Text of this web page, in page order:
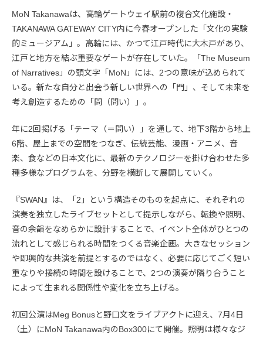
MoN Takanawaは、高輪ゲートウェイ駅前の複合文化施設・
TAKANAWA GATEWAY CITY内に今春オープンした「文化の実験
的ミュージアム」。高輪には、かつて江戸時代に大木戸があり、
江戸と地方を結ぶ重要なゲートが存在していた。「The Museum
of Narratives」の頭文字「MoN」には、2つの意味が込められて
いる。新たな自分と出会う新しい世界への「門」、そして未来を
考え創造するための「問（問い）」。
年に2回掲げる「テーマ（＝問い）」を通して、地下3階から地上
6階、屋上までの空間をつなぎ、伝統芸能、漫画・アニメ、音
楽、食などの日本文化に、最新のテクノロジーを掛け合わせた多
種多様なプログラムを、分野を横断して展開していく。
『SWAN』は、「2」という構造そのものを起点に、それぞれの
演奏を独立したライブセットとして提示しながら、転換や照明、
音の余韻をなめらかに設計することで、イベント全体がひとつの
流れとして感じられる時間をつくる音楽企画。大きなセッション
や即興的な共演を前提とするのではなく、必要に応じてごく短い
重なりや接続の時間を設けることで、2つの演奏が隣り合うこと
によって生まれる関係性や変化を立ち上げる。
初回公演はMeg Bonusと野口文をライブアクトに迎え、7月4日
（土）にMoN Takanawa内のBox300にて開催。照明は様々なジ